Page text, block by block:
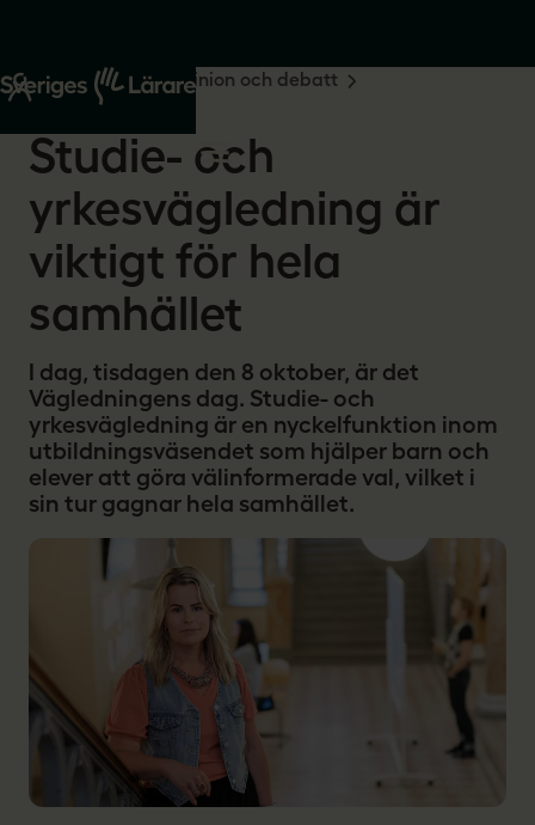
Start Om oss
Opinion och debatt
2024-10-08
Studie- och
yrkesvägledning är
viktigt för hela
samhället
I dag, tisdagen den 8 oktober, är det
Vägledningens dag. Studie- och
yrkesvägledning är en nyckelfunktion inom
utbildningsväsendet som hjälper barn och
elever att göra välinformerade val, vilket i
sin tur gagnar hela samhället.